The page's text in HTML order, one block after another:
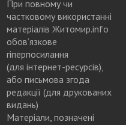
При повному чи
частковому використанні
матеріалів Житомир.info
обов’язкове
гіперпосилання
(для інтернет-ресурсів),
або письмова згода
редакції (для друкованих
видань)
Матеріали, позначені